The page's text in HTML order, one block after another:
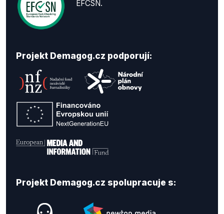
EFCSN.
Projekt Demagog.cz podporují:
Projekt Demagog.cz spolupracuje s: